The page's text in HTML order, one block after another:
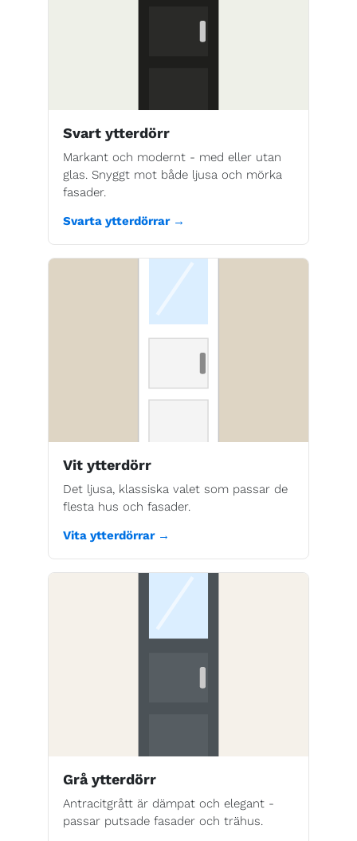
Svart ytterdörr
Markant och modernt - med eller utan
glas. Snyggt mot både ljusa och mörka
fasader.
Svarta ytterdörrar →
Vit ytterdörr
Det ljusa, klassiska valet som passar de
flesta hus och fasader.
Vita ytterdörrar →
Grå ytterdörr
Antracitgrått är dämpat och elegant -
passar putsade fasader och trähus.